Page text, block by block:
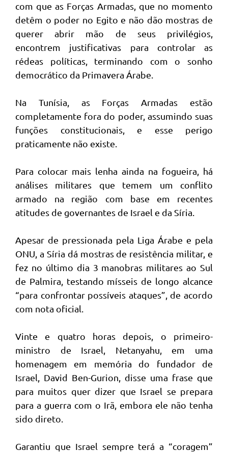
com que as Forças Armadas, que no momento
detêm o poder no Egito e não dão mostras de
querer abrir mão de seus privilégios,
encontrem justificativas para controlar as
rédeas políticas, terminando com o sonho
democrático da Primavera Árabe.
Na Tunísia, as Forças Armadas estão
completamente fora do poder, assumindo suas
funções constitucionais, e esse perigo
praticamente não existe.
Para colocar mais lenha ainda na fogueira, há
análises militares que temem um conflito
armado na região com base em recentes
atitudes de governantes de Israel e da Síria.
Apesar de pressionada pela Liga Árabe e pela
ONU, a Síria dá mostras de resistência militar, e
fez no último dia 3 manobras militares ao Sul
de Palmira, testando mísseis de longo alcance
“para confrontar possíveis ataques”, de acordo
com nota oficial.
Vinte e quatro horas depois, o primeiro-
ministro de Israel, Netanyahu, em uma
homenagem em memória do fundador de
Israel, David Ben-Gurion, disse uma frase que
para muitos quer dizer que Israel se prepara
para a guerra com o Irã, embora ele não tenha
sido direto.
Garantiu que Israel sempre terá a “coragem”